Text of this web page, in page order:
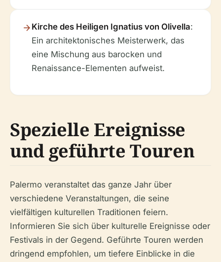
Kirche des Heiligen Ignatius von Olivella:
Ein architektonisches Meisterwerk, das
eine Mischung aus barocken und
Renaissance-Elementen aufweist.
Spezielle Ereignisse
und geführte Touren
Palermo veranstaltet das ganze Jahr über
verschiedene Veranstaltungen, die seine
vielfältigen kulturellen Traditionen feiern.
Informieren Sie sich über kulturelle Ereignisse oder
Festivals in der Gegend. Geführte Touren werden
dringend empfohlen, um tiefere Einblicke in die